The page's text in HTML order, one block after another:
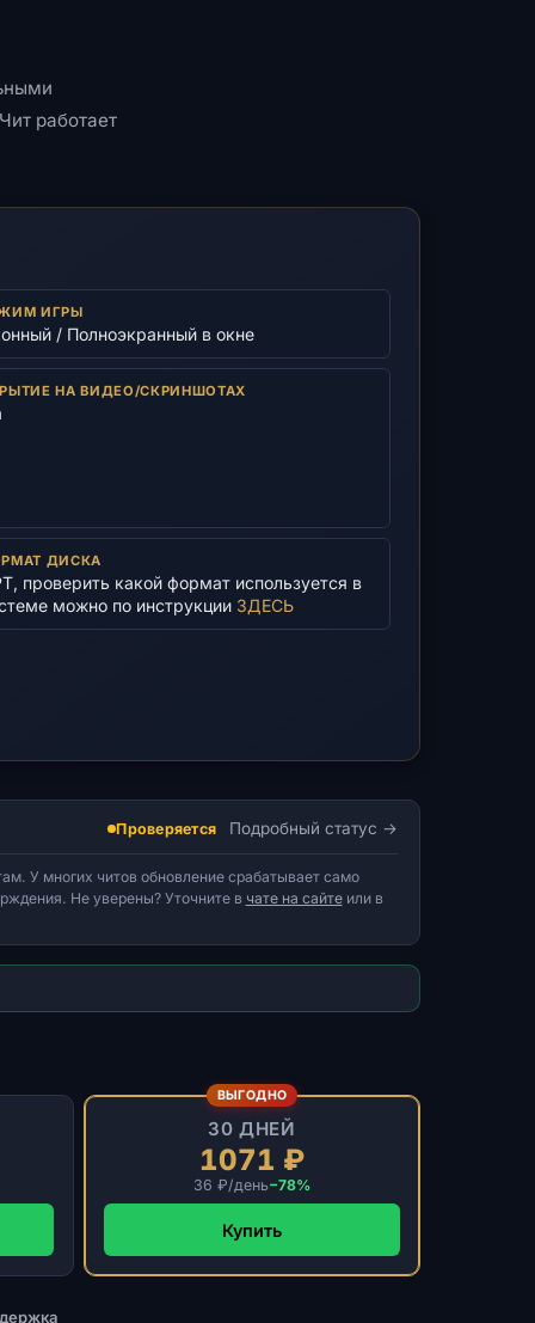
работает
ИГРЫ
/ Полноэкранный в окне
НА ВИДЕО/СКРИНШОТАХ
ДИСКА
проверить какой формат используется в
можно по инструкции ЗДЕСЬ
Проверяется Подробный статус
У многих читов обновление срабатывает само
Не уверены? Уточните в чате на сайтеили в
ВЫГОДНО
30 ДНЕЙ
1071 ₽
36 ₽/день−78%
Купить